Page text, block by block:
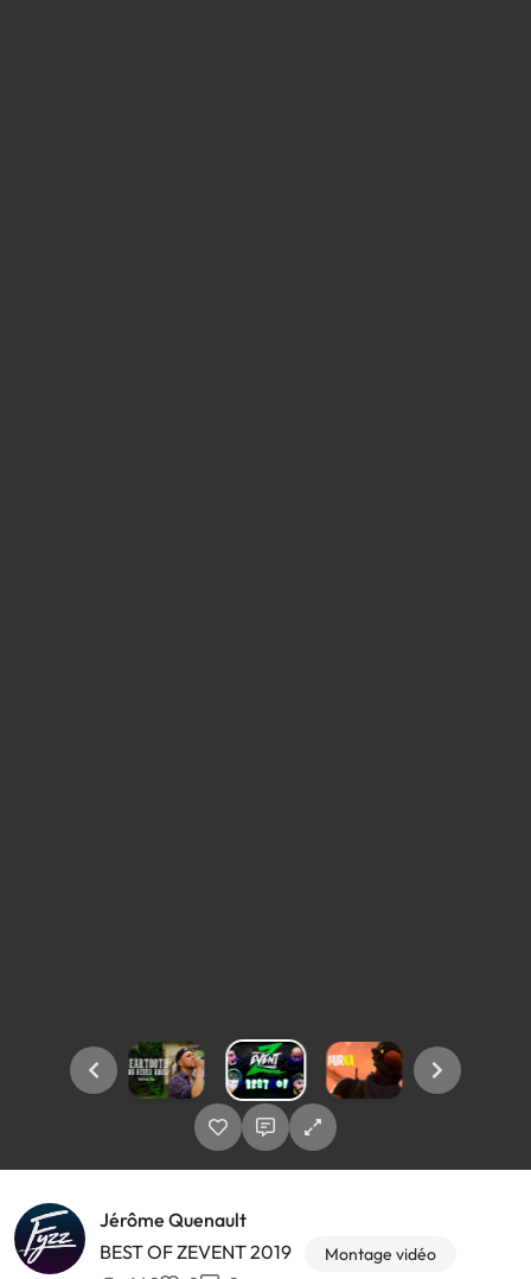
Jérôme Quenault
BEST OF ZEVENT 2019
Montage vidéo